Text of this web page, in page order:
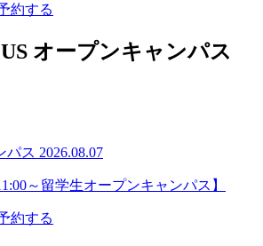
約する
オープンキャンパス
パス 2026.08.07
～留学生オープンキャンパス】
約する